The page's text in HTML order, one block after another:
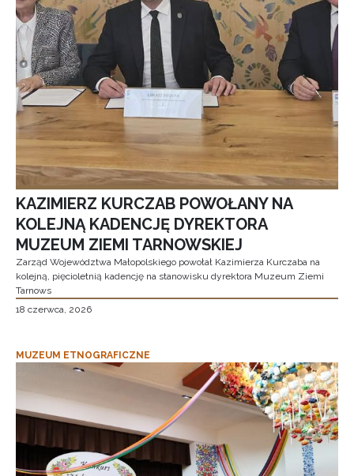
KAZIMIERZ KURCZAB POWOŁANY NA
KOLEJNĄ KADENCJĘ DYREKTORA
MUZEUM ZIEMI TARNOWSKIEJ
Zarząd Województwa Małopolskiego powołał Kazimierza Kurczaba na
kolejną, pięcioletnią kadencję na stanowisku dyrektora Muzeum Ziemi
Tarnows
18 czerwca, 2026
MUZEUM ETNOGRAFICZNE